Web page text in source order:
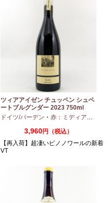
ツィアアイゼン チュッペン シュペ
ートブルグンダー 2023 750ml
ドイツ/バーデン ・ 赤：ミディアムボディ
3,960円（税込）
【再入荷】超凄いピノノワールの新着
VT